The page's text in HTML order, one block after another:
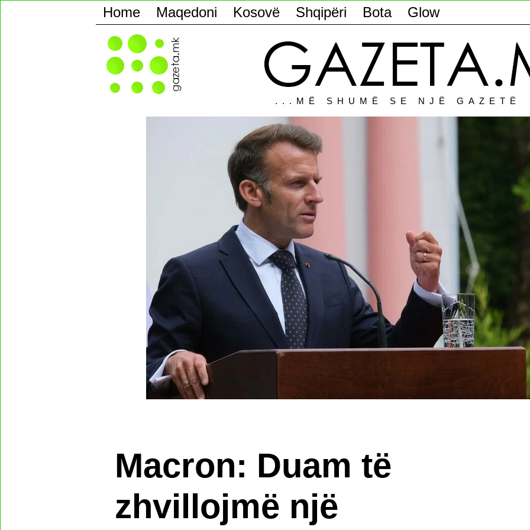
Home Maqedoni Kosovë Shqipëri Bota Glow
...MË SHUMË SE NJË GAZETË
Macron: Duam të
zhvillojmë një